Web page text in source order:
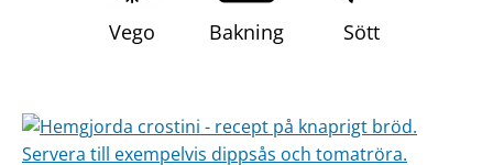
ÖlprovningVego Bakning Sött